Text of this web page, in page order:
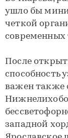
ушло бы
четкой
современных
После
способность
важен также
западной